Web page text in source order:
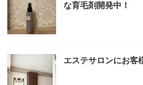
な育毛剤開発中！
エステサロンにお客